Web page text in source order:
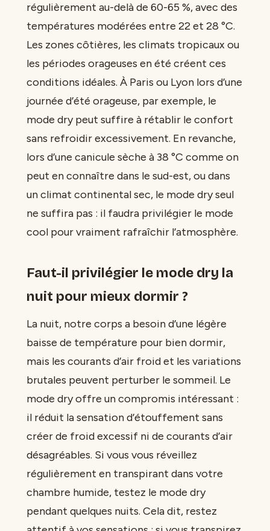
régulièrement au-delà de 60-65 %, avec des
températures modérées entre 22 et 28 °C.
Les zones côtières, les climats tropicaux ou
les périodes orageuses en été créent ces
conditions idéales. À Paris ou Lyon lors d’une
journée d’été orageuse, par exemple, le
mode dry peut suffire à rétablir le confort
sans refroidir excessivement. En revanche,
lors d’une canicule sèche à 38 °C comme on
peut en connaître dans le sud-est, ou dans
un climat continental sec, le mode dry seul
ne suffira pas : il faudra privilégier le mode
cool pour vraiment rafraîchir l’atmosphère.
Faut-il privilégier le mode dry la
nuit pour mieux dormir ?
La nuit, notre corps a besoin d’une légère
baisse de température pour bien dormir,
mais les courants d’air froid et les variations
brutales peuvent perturber le sommeil. Le
mode dry offre un compromis intéressant :
il réduit la sensation d’étouffement sans
créer de froid excessif ni de courants d’air
désagréables. Si vous vous réveillez
régulièrement en transpirant dans votre
chambre humide, testez le mode dry
pendant quelques nuits. Cela dit, restez